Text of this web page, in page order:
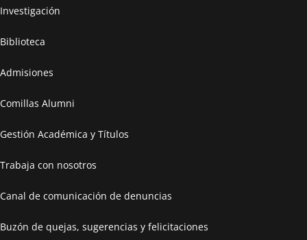
Investigación
Biblioteca
Admisiones
Comillas Alumni
Gestión Académica y Títulos
Trabaja con nosotros
Canal de comunicación de denuncias
Buzón de quejas, sugerencias y felicitaciones